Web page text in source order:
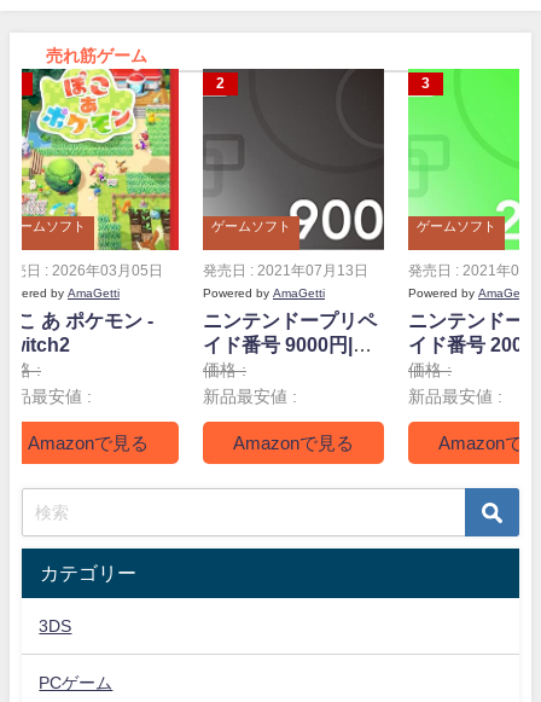
売れ筋ゲーム
ゲームソフト
売日 : 2026年03月05日
by AmaGetti
こ あ ポケモン -
格 :
品最安値 :
Amazonで見る
ゲームソフト
発売日 : 2021年07月13日
Powered by AmaGetti
ニンテンドープリペ
イド番号 9000円|オ
ンラインコード版
価格 :
新品最安値 :
Amazonで見る
ゲームソフト
発売日 : 2021年07
Powered by AmaGetti
ニンテンドー
イド番号 2000
ンラインコー
価格 :
新品最安値 :
Amazonで
カテゴリー
3DS
PCゲーム